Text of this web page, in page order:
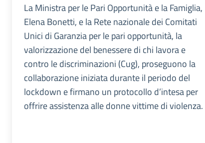
La Ministra per le Pari Opportunità e la Famiglia,
Elena Bonetti, e la Rete nazionale dei Comitati
Unici di Garanzia per le pari opportunità, la
valorizzazione del benessere di chi lavora e
contro le discriminazioni (Cug), proseguono la
collaborazione iniziata durante il periodo del
lockdown e firmano un protocollo d’intesa per
offrire assistenza alle donne vittime di violenza.